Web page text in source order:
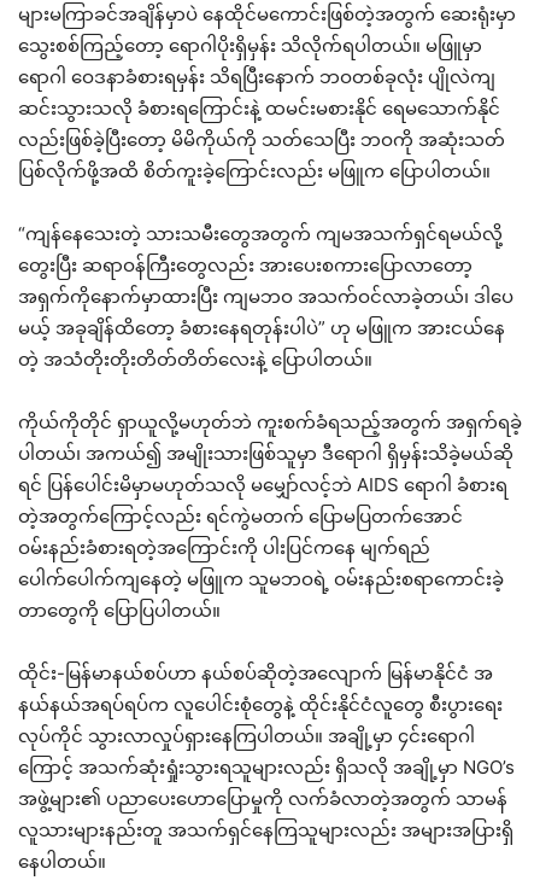
များမကြာခင်အချိန်မှာပဲ နေထိုင်မကောင်းဖြစ်တဲ့အတွက် ဆေးရုံးမှာ
သွေးစစ်ကြည့်တော့ ရောဂါပိုးရှိမှန်း သိလိုက်ရပါတယ်။ မဖြူမှာ
ရောဂါ ဝေဒနာခံစားရမှန်း သိရပြီးနောက် ဘဝတစ်ခုလုံး ပျိုလဲကျ
ဆင်းသွားသလို ခံစားရကြောင်းနဲ့ ထမင်းမစားနိုင် ရေမသောက်နိုင်
လည်းဖြစ်ခဲ့ပြီးတော့ မိမိကိုယ်ကို သတ်သေပြီး ဘဝကို အဆုံးသတ်
ပြစ်လိုက်ဖို့အထိ စိတ်ကူးခဲ့ကြောင်းလည်း မဖြူက ပြောပါတယ်။
“ကျန်နေသေးတဲ့ သားသမီးတွေအတွက် ကျမအသက်ရှင်ရမယ်လို့
တွေးပြီး ဆရာဝန်ကြီးတွေလည်း အားပေးစကားပြောလာတော့
အရှက်ကိုနောက်မှာထားပြီး ကျမဘဝ အသက်ဝင်လာခဲ့တယ်၊ ဒါပေ
မယ့် အခုချိန်ထိတော့ ခံစားနေရတုန်းပါပဲ” ဟု မဖြူက အားငယ်နေ
တဲ့ အသံတိုးတိုးတိတ်တိတ်လေးနဲ့ ပြောပါတယ်။
ကိုယ်ကိုတိုင် ရှာယူလို့မဟုတ်ဘဲ ကူးစက်ခံရသည့်အတွက် အရှက်ရခဲ့
ပါတယ်၊ အကယ်၍ အမျိုးသားဖြစ်သူမှာ ဒီရောဂါ ရှိမှန်းသိခဲ့မယ်ဆို
ရင် ပြန်ပေါင်းမိမှာမဟုတ်သလို မမျှော်လင့်ဘဲ AIDS ရောဂါ ခံစားရ
တဲ့အတွက်ကြောင့်လည်း ရင်ကွဲမတက် ပြောမပြတက်အောင်
ဝမ်းနည်းခံစားရတဲ့အကြောင်းကို ပါးပြင်ကနေ မျက်ရည်
ပေါက်ပေါက်ကျနေတဲ့ မဖြူက သူမဘဝရဲ့ ဝမ်းနည်းစရာကောင်းခဲ့
တာတွေကို ပြောပြပါတယ်။
ထိုင်း-မြန်မာနယ်စပ်ဟာ နယ်စပ်ဆိုတဲ့အလျောက် မြန်မာနိုင်ငံ အ
နယ်နယ်အရပ်ရပ်က လူပေါင်းစုံတွေနဲ့ ထိုင်းနိုင်ငံလူတွေ စီးပွားရေး
လုပ်ကိုင် သွားလာလှုပ်ရှားနေကြပါတယ်။ အချို့မှာ ၄င်းရောဂါ
ကြောင့် အသက်ဆုံးရှုံးသွားရသူများလည်း ရှိသလို အချို့မှာ NGO’s
အဖွဲ့များ၏ ပညာပေးဟောပြောမှုကို လက်ခံလာတဲ့အတွက် သာမန်
လူသားများနည်းတူ အသက်ရှင်နေကြသူများလည်း အများအပြားရှိ
နေပါတယ်။